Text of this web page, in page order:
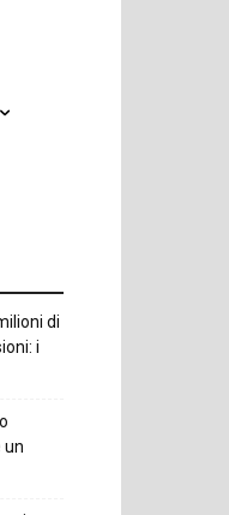
di
i
un